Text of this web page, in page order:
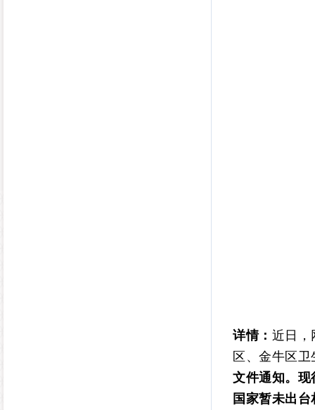
详情： 近日，
区、金牛区
文件通知。
国家暂未出